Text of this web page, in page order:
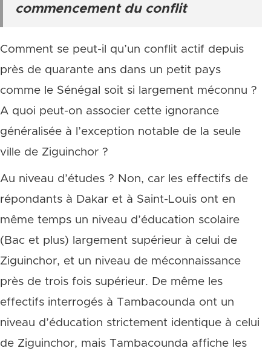
commencement du conflit
Comment se peut-il qu’un conflit actif depuis
près de quarante ans dans un petit pays
comme le Sénégal soit si largement méconnu ?
A quoi peut-on associer cette ignorance
généralisée à l’exception notable de la seule
ville de Ziguinchor ?
Au niveau d’études ? Non, car les effectifs de
répondants à Dakar et à Saint-Louis ont en
même temps un niveau d’éducation scolaire
(Bac et plus) largement supérieur à celui de
Ziguinchor, et un niveau de méconnaissance
près de trois fois supérieur. De même les
effectifs interrogés à Tambacounda ont un
niveau d’éducation strictement identique à celui
de Ziguinchor, mais Tambacounda affiche les